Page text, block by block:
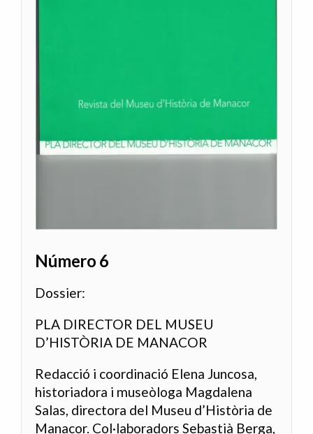
Número 6
Dossier:
PLA DIRECTOR DEL MUSEU
D’HISTÒRIA DE MANACOR
Redacció i coordinació Elena Juncosa,
historiadora i museòloga Magdalena
Salas, directora del Museu d’Història de
Manacor. Col·laboradors Sebastià Berga,